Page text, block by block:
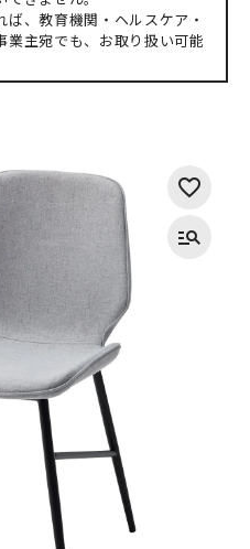
、教育機関・ヘルスケア・
業主宛でも、お取り扱い可能